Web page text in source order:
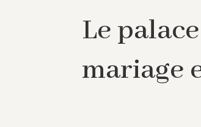
Le
mariage